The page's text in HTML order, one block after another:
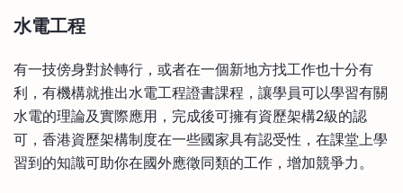
水電工程
有一技傍身對於轉行，或者在一個新地方找工作也十分有
利，有機構就推出水電工程證書課程，讓學員可以學習有關
水電的理論及實際應用，完成後可擁有資歷架構2級的認
可，香港資歷架構制度在一些國家具有認受性，在課堂上學
習到的知識可助你在國外應徵同類的工作，增加競爭力。